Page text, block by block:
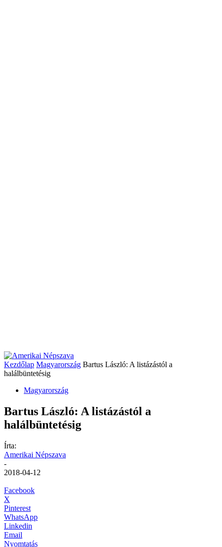
Kezdőlap Magyarország Bartus László: A listázástól a
halálbüntetésig
Magyarország
Bartus László: A listázástól a
halálbüntetésig
Írta:
Amerikai Népszava
-
2018-04-12
Facebook
X
Pinterest
WhatsApp
Linkedin
Email
Nyomtatás